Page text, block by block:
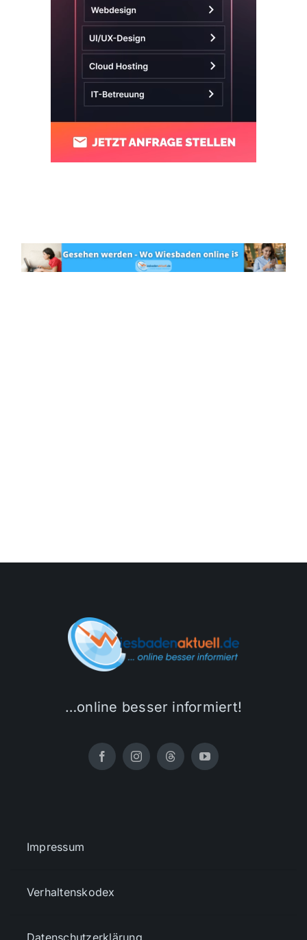
…online besser informiert!
Impressum
Verhaltenskodex
Datenschutzerklärung